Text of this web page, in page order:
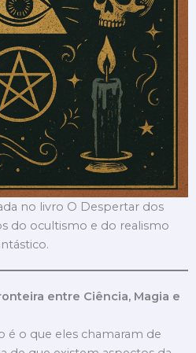
no livro O Despertar dos
do ocultismo e do realismo
entre Ciência, Magia e
é o que eles chamaram de